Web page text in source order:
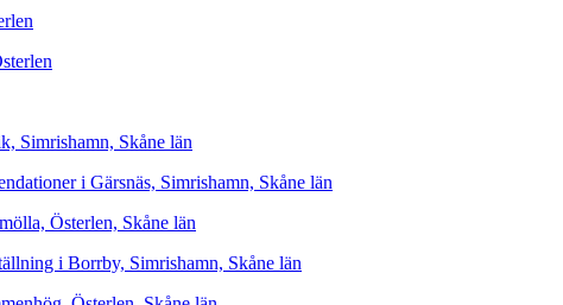
Simrishamn, Skåne län
i Gärsnäs, Simrishamn, Skåne län
Österlen, Skåne län
i Borrby, Simrishamn, Skåne län